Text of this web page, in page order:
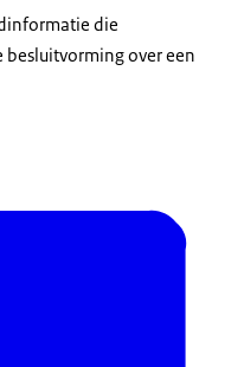
die
over een